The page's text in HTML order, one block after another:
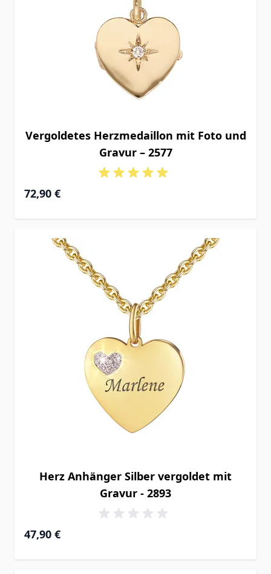
Vergoldetes Herzmedaillon mit Foto und
Gravur – 2577
72,90 €
Herz Anhänger Silber vergoldet mit
Gravur - 2893
47,90 €